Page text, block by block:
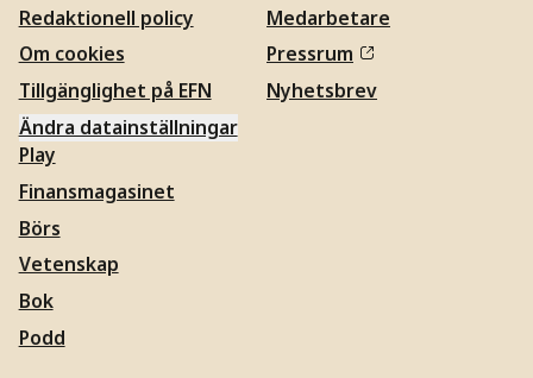
Redaktionell policy
Om cookies
Tillgänglighet på EFN
Ändra datainställningar
Medarbetare
Pressrum
Nyhetsbrev
Play
Finansmagasinet
Börs
Vetenskap
Bok
Podd